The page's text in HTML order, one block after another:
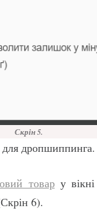
Скрін 5.
для дропшиппинга.
товару
6).